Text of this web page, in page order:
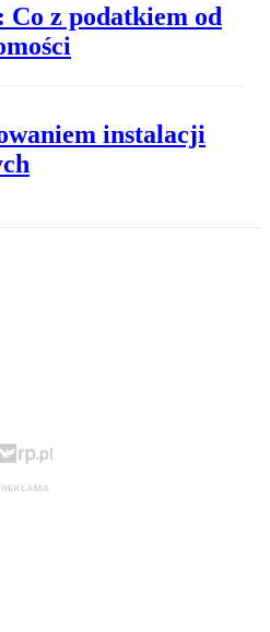
Co z podatkiem od
instalacji